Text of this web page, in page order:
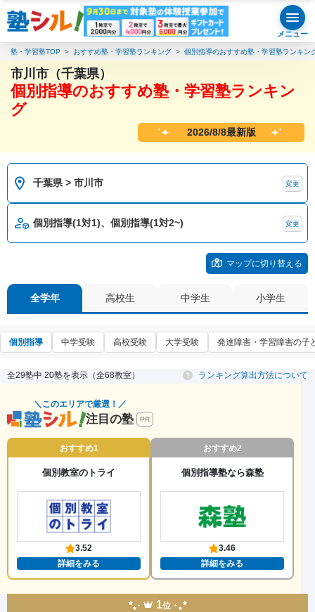
メニュー
塾・学習塾TOP おすすめ塾・学習塾ランキング 個別指導のおすすめ塾・学習塾ランキン
市川市（千葉県）
個別指導のおすすめ塾・学習塾ランキン
グ
2026/8/8最新版
千葉県 > 市川市 変更
個別指導(1対1)、個別指導(1対2~) 変更
マップに切り替える
全学年 高校生 中学生 小学生
個別指導 中学受験 高校受験 大学受験 発達障害・学習障害の子
全29塾中 20塾を表示（全68教室） ランキング算出方法について
＼このエリアで厳選！／
注目の塾 PR
おすすめ1
個別教室のトライ
3.52
詳細をみる
おすすめ2
個別指導塾なら森塾
3.46
詳細をみる
1位